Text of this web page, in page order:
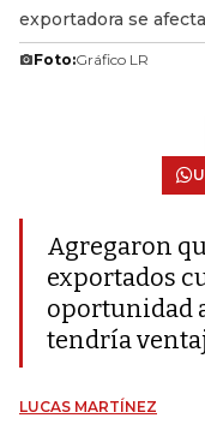
exportadora se
Foto:Gráfico LR
Agregaron
exportados
oportunidad
tendría
LUCAS MARTÍNEZ